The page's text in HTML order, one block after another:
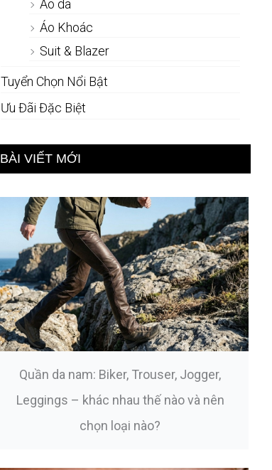
Áo da
Áo Khoác
Suit & Blazer
Tuyển Chọn Nổi Bật
Ưu Đãi Đặc Biệt
BÀI VIẾT MỚI
Quần da nam: Biker, Trouser, Jogger,
Leggings – khác nhau thế nào và nên
chọn loại nào?